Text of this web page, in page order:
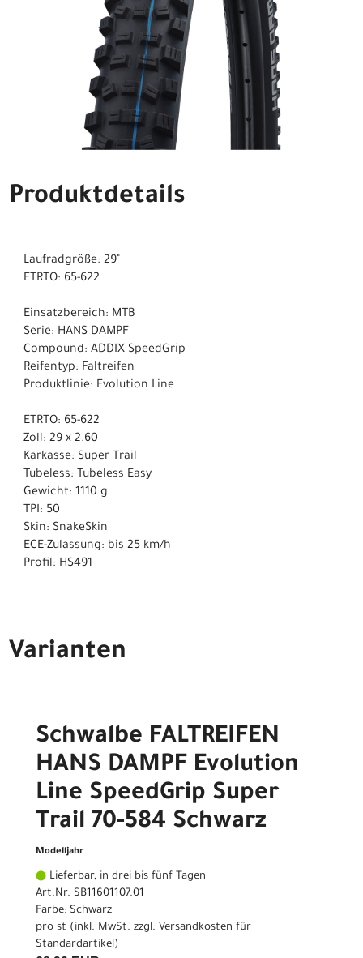
Produktdetails
Laufradgröße: 29"
ETRTO: 65-622
Einsatzbereich: MTB
Serie: HANS DAMPF
Compound: ADDIX SpeedGrip
Reifentyp: Faltreifen
Produktlinie: Evolution Line
ETRTO: 65-622
Zoll: 29 x 2.60
Karkasse: Super Trail
Tubeless: Tubeless Easy
Gewicht: 1110 g
TPI: 50
Skin: SnakeSkin
ECE-Zulassung: bis 25 km/h
Profil: HS491
Varianten
Schwalbe FALTREIFEN
HANS DAMPF Evolution
Line SpeedGrip Super
Trail 70-584 Schwarz
Modelljahr
Lieferbar, in drei bis fünf Tagen
Art.Nr. SB11601107.01
Farbe: Schwarz
pro st (inkl. MwSt. zzgl. Versandkosten für
Standardartikel)